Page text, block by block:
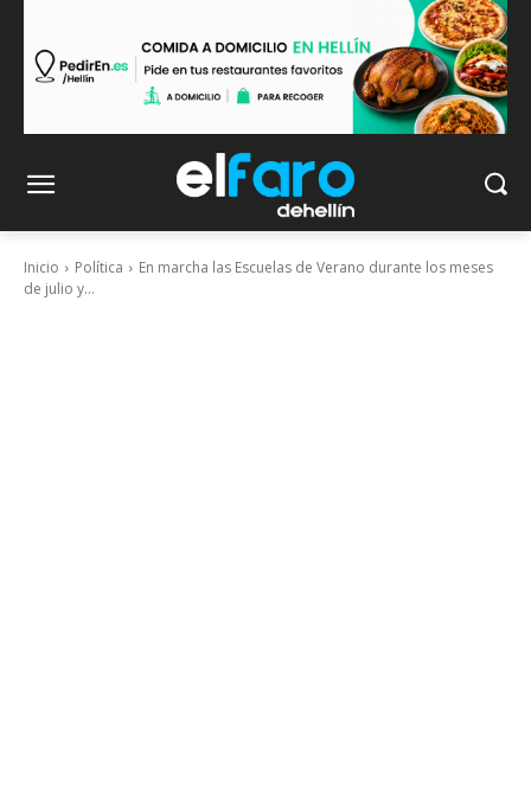
Inicio Política
En marcha las Escuelas de Verano durante los meses
de julio y...